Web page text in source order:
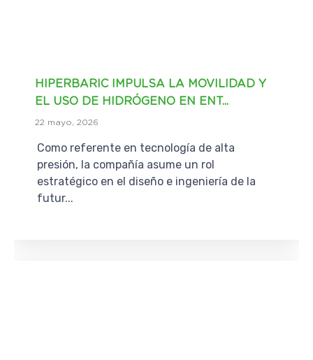
HIPERBARIC IMPULSA LA MOVILIDAD Y
EL USO DE HIDRÓGENO EN ENT...
22 mayo, 2026
Como referente en tecnología de alta
presión, la compañía asume un rol
estratégico en el diseño e ingeniería de la
futur...